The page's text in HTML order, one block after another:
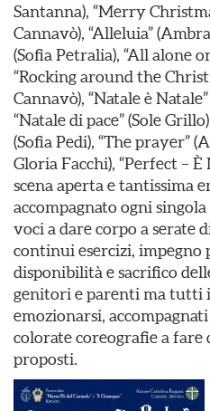
Santanna), “Merry
Cannavò), “Alleluia”
(Sofia Petralia), “All alone
“Rocking around the
Cannavò), “Natale è
“Natale di pace” (Sole
(Sofia Pedi), “The prayer”
Gloria Facchi), “Perfect – È
scena aperta e tantissima
accompagnato ogni
voci a dare corpo a serate
continui esercizi, impegno
disponibilità e sacrifico
genitori e parenti ma tutti
emozionarsi,
colorate coreografie a fare
proposti.